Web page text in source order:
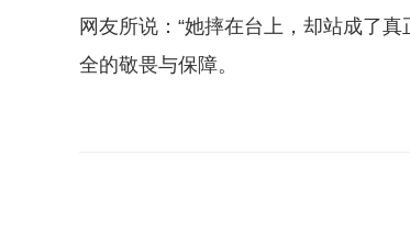
网友所说：“她摔在台上，却站成了
全的敬畏与保障。